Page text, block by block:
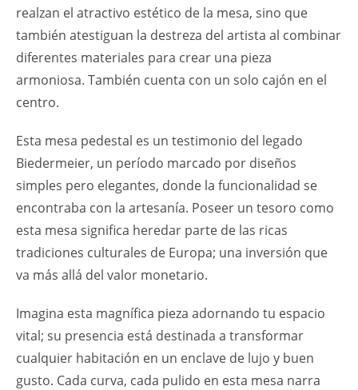
realzan el atractivo estético de la mesa, sino que
también atestiguan la destreza del artista al combinar
diferentes materiales para crear una pieza
armoniosa. También cuenta con un solo cajón en el
centro.
Esta mesa pedestal es un testimonio del legado
Biedermeier, un período marcado por diseños
simples pero elegantes, donde la funcionalidad se
encontraba con la artesanía. Poseer un tesoro como
esta mesa significa heredar parte de las ricas
tradiciones culturales de Europa; una inversión que
va más allá del valor monetario.
Imagina esta magnífica pieza adornando tu espacio
vital; su presencia está destinada a transformar
cualquier habitación en un enclave de lujo y buen
gusto. Cada curva, cada pulido en esta mesa narra